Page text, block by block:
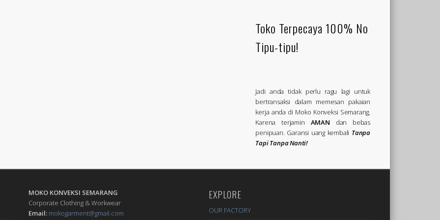
Toko Terpecaya 100% No
Tipu-tipu!
Jadi anda tidak perlu ragu lagi untuk
bertransaksi dalam memesan pakaian
kerja anda di Moko Konveksi Semarang,
Karena terjamin AMAN dan bebas
penipuan. Garansi uang kembali Tanpa
Tapi Tanpa Nanti!
MOKO KONVEKSI SEMARANG
Corporate Clothing & Workwear
Email: mokogarment@gmail.com
EXPLORE
OUR FACTORY